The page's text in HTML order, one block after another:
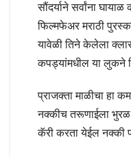
सौंदर्याने सर्वांना
फिल्मफेअर मराठी
यावेळी तिने केलेला
कपड्यांमधील या लुकने
प्राजक्ता माळीचा हा
नक्कीच तरूणाईला
कॅरी करता येईल नक्की